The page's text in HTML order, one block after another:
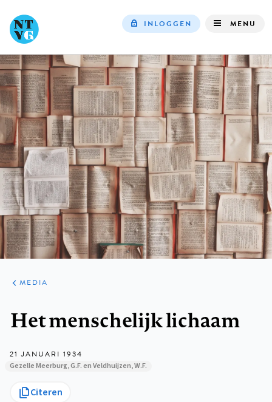
navigation
INLOGGEN MENU
ARTIKELEN
VARIA
MEDIA
Het menschelijk lichaam
21 JANUARI 1934
Gezelle Meerburg, G.F. en Veldhuijzen, W.F.
Citeren